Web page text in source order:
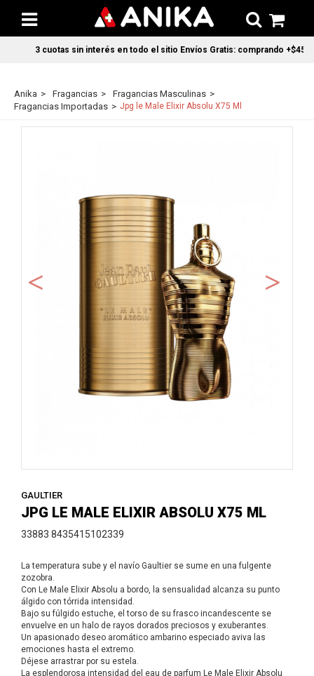
3 cuotas sin interés en todo el sitio Envíos Gratis: comprando
Anika Fragancias
Fragancias Masculinas
Fragancias Importadas
Jpg le Male Elixir Absolu X75 Ml
GAULTIER
JPG LE MALE ELIXIR ABSOLU X75 ML
33883 8435415102339
La temperatura sube y el navío Gaultier se sume en una fulgente
zozobra.
Con Le Male Elixir Absolu a bordo, la sensualidad alcanza su punto
álgido con tórrida intensidad.
Bajo su fúlgido estuche, el torso de su frasco incandescente se
envuelve en un halo de rayos dorados preciosos y exuberantes.
Un apasionado deseo aromático ambarino especiado aviva las
emociones hasta el extremo.
Déjese arrastrar por su estela.
La esplendorosa intensidad del eau de parfum Le Male Elixir Absolu